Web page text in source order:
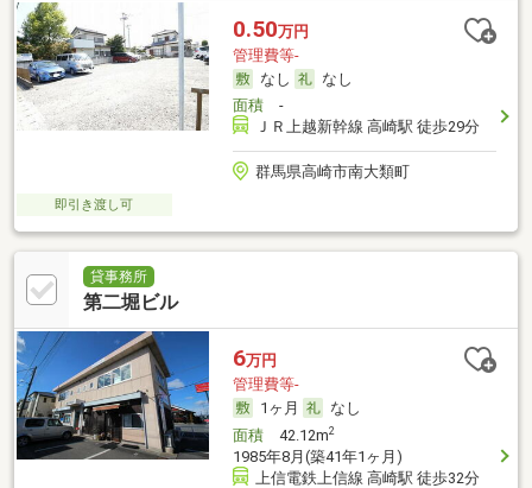
0.50万円
管理費等-
なし
なし
面積-
ＪＲ上越新幹線 高崎駅 徒歩29分
群馬県高崎市南大類町
即引き渡し可
貸事務所
第二堀ビル
6万円
管理費等-
1ヶ月
なし
面積42.12m2
1985年8月(築41年1ヶ月)
上信電鉄上信線 高崎駅 徒歩32分